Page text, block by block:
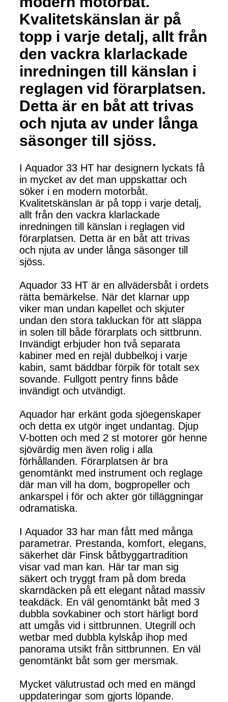
Kvalitetskänslan är på
topp i varje detalj, allt från
den vackra klarlackade
inredningen till känslan i
reglagen vid förarplatsen.
Detta är en båt att trivas
och njuta av under långa
säsonger till sjöss.
I Aquador 33 HT har designern lyckats få
in mycket av det man uppskattar och
söker i en modern motorbåt.
Kvalitetskänslan är på topp i varje detalj,
allt från den vackra klarlackade
inredningen till känslan i reglagen vid
förarplatsen. Detta är en båt att trivas
och njuta av under långa säsonger till
sjöss.
Aquador 33 HT är en allvädersbåt i ordets
rätta bemärkelse. När det klarnar upp
viker man undan kapellet och skjuter
undan den stora takluckan för att släppa
in solen till både förarplats och sittbrunn.
Invändigt erbjuder hon två separata
kabiner med en rejäl dubbelkoj i varje
kabin, samt bäddbar förpik för totalt sex
sovande. Fullgott pentry finns både
invändigt och utvändigt.
Aquador har erkänt goda sjöegenskaper
och detta ex utgör inget undantag. Djup
V-botten och med 2 st motorer gör henne
sjövärdig men även rolig i alla
förhållanden. Förarplatsen är bra
genomtänkt med instrument och reglage
där man vill ha dom, bogpropeller och
ankarspel i för och akter gör tilläggningar
odramatiska.
I Aquador 33 har man fått med många
parametrar. Prestanda, komfort, elegans,
säkerhet där Finsk båtbyggartradition
visar vad man kan. Här tar man sig
säkert och tryggt fram på dom breda
skarndäcken på ett elegant nåtad massiv
teakdäck. En väl genomtänkt båt med 3
dubbla sovkabiner och stort härligt bord
att umgås vid i sittbrunnen. Utegrill och
wetbar med dubbla kylskåp ihop med
panorama utsikt från sittbrunnen. En väl
genomtänkt båt som ger mersmak.
Mycket välutrustad och med en mängd
uppdateringar som gjorts löpande.